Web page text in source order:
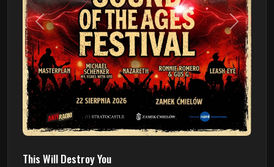
Poprzedni Następny
This Will Destroy You